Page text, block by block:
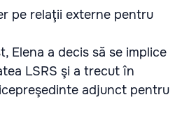
pe relaţii externe pentru
Elena a decis să se implice
LSRS şi a trecut în
adjunct pentru